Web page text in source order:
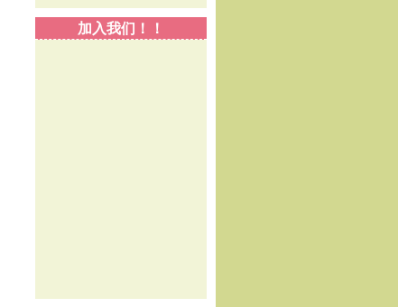
加入我们！！